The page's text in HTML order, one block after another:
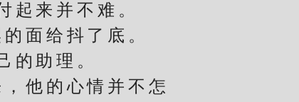
来并不难。
给抖了底。
助理。
他的心情并不怎